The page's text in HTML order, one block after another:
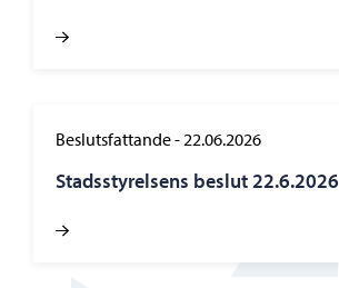
Beslutsfattande-22.06.2026
Stadsstyrelsens beslut 22.6.2026